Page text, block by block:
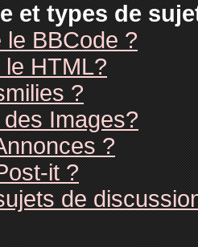
et types de
BBCode ?
HTML?
?
Images?
?
it ?
de